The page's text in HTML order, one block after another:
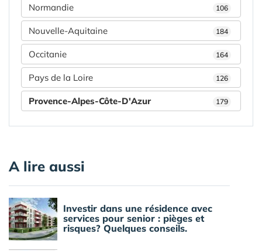
Normandie 106
Nouvelle-Aquitaine 184
Occitanie 164
Pays de la Loire 126
Provence-Alpes-Côte-D'Azur 179
A lire aussi
Investir dans une résidence avec
services pour senior : pièges et
risques? Quelques conseils.